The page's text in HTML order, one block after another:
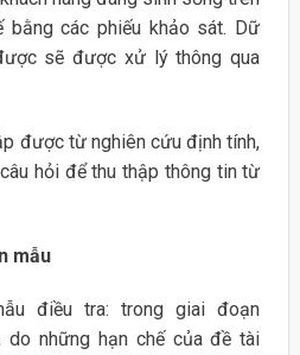
bằng các phiếu khảo sát. Dữ
sẽ được xử lý thông qua
được từ nghiên cứu định tính,
hỏi để thu thập thông tin từ
mẫu
điều tra: trong giai đoạn
do những hạn chế của đề tài